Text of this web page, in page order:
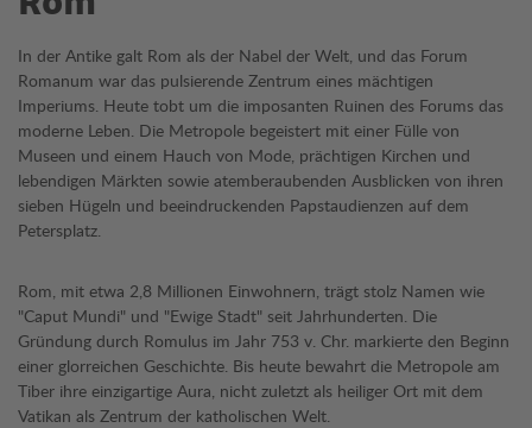
In der Antike galt Rom als der Nabel der Welt, und das Forum
Romanum war das pulsierende Zentrum eines mächtigen
Imperiums. Heute tobt um die imposanten Ruinen des Forums das
moderne Leben. Die Metropole begeistert mit einer Fülle von
Museen und einem Hauch von Mode, prächtigen Kirchen und
lebendigen Märkten sowie atemberaubenden Ausblicken von ihren
sieben Hügeln und beeindruckenden Papstaudienzen auf dem
Petersplatz.
Rom, mit etwa 2,8 Millionen Einwohnern, trägt stolz Namen wie
"Caput Mundi" und "Ewige Stadt" seit Jahrhunderten. Die
Gründung durch Romulus im Jahr 753 v. Chr. markierte den Beginn
einer glorreichen Geschichte. Bis heute bewahrt die Metropole am
Tiber ihre einzigartige Aura, nicht zuletzt als heiliger Ort mit dem
Vatikan als Zentrum der katholischen Welt.